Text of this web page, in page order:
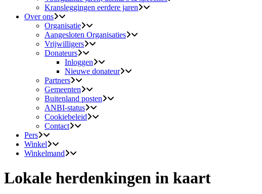
Kransleggingen eerdere jaren
Over ons
Organisatie
Aangesloten Organisaties
Vrijwilligers
Donateurs
Inloggen
Nieuwe donateur
Partners
Gemeenten
Buitenland posten
ANBI-status
Cookiebeleid
Contact
Pers
Winkel
Winkelmand
Lokale herdenkingen in kaart